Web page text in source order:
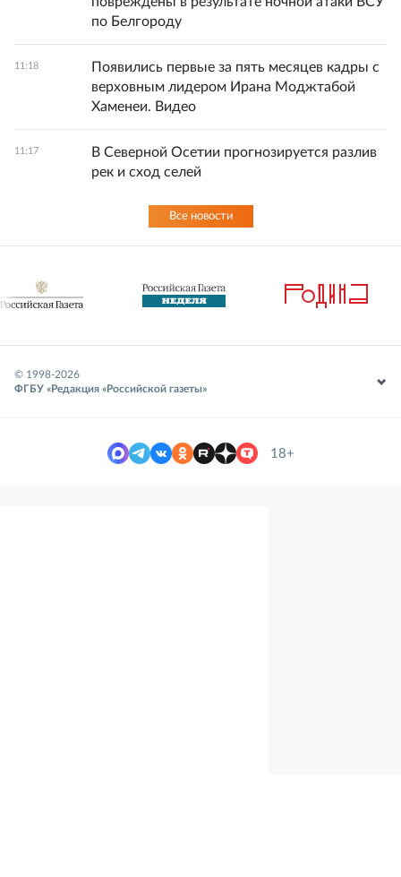
по Белгороду
11:18
Появились первые за пять месяцев кадры с
верховным лидером Ирана Моджтабой
Хаменеи. Видео
11:17
В Северной Осетии прогнозируется разлив
рек и сход селей
Все новости
© 1998-2026
ФГБУ «Редакция «Российской газеты»
18+